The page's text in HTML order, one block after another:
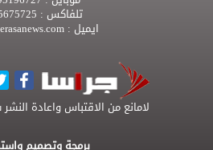
تلفاكس :
ايميل :
لامانع من الاقتباس واعادة
برمجة وتصميم